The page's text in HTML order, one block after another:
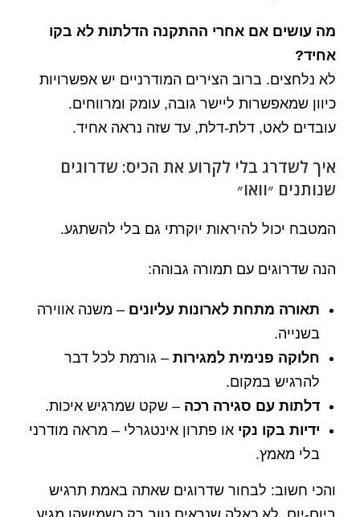
מה עושים אם אחרי ההתקנה הדלתות לא בקו
אחיד?
לא נלחצים. ברוב הצירים המודרניים יש אפשרויות
כיוון שמאפשרות ליישר גובה, עומק ומרווחים.
עובדים לאט, דלת-דלת, עד שזה נראה אחיד.
איך לשדרג בלי לקרוע את הכיס: שדרוגים
שנותנים ״וואו״
המטבח יכול להיראות יוקרתי גם בלי להשתגע.
הנה שדרוגים עם תמורה גבוהה:
תאורה מתחת לארונות עליונים – משנה אווירה
בשנייה.
חלוקה פנימית למגירות – גורמת לכל דבר
להרגיש במקום.
דלתות עם סגירה רכה – שקט שמרגיש איכות.
ידיות בקו נקי או פתרון אינטגרלי – מראה מודרני
בלי מאמץ.
והכי חשוב: לבחור שדרוגים שאתה באמת תרגיש